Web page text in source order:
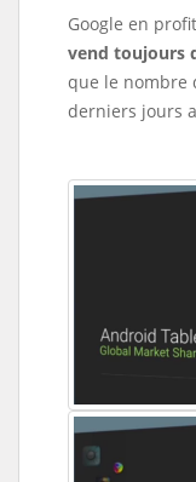
Google en
vend toujours
que le nombre
derniers jours